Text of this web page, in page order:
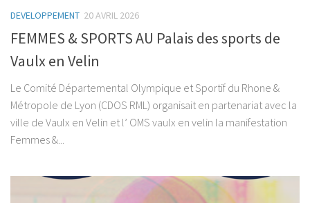
DEVELOPPEMENT 20 AVRIL 2026
FEMMES & SPORTS AU Palais des sports de
Vaulx en Velin
Le Comité Départemental Olympique et Sportif du Rhone &
Métropole de Lyon (CDOS RML) organisait en partenariat avec la
ville de Vaulx en Velin et l’ OMS vaulx en velin la manifestation
Femmes &...